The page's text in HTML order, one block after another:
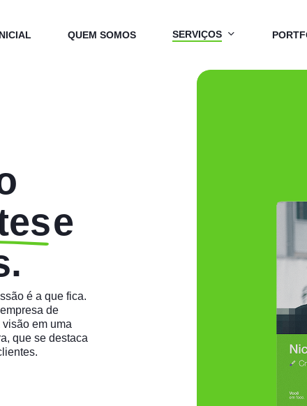
QUEM SOMOS SERVIÇOS
e
é a que fica.
empresa de
visão em uma
que se destaca